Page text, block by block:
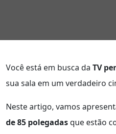
Você está em busca da TV
sua sala em um verdadeiro
Neste artigo, vamos
de 85 polegadasque estão